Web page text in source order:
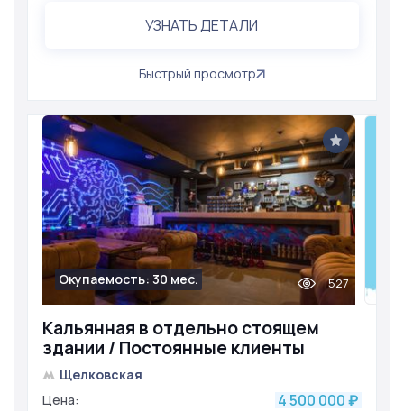
УЗНАТЬ ДЕТАЛИ
Быстрый просмотр
Кальянная в отдельно стоящем
здании / Постоянные клиенты
Окупаемость: 30 мес. 527
Щелковская
Цена:
4 500 000 ₽